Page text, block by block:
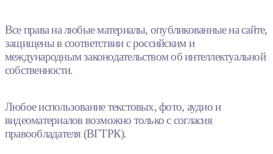
Все права на любые материалы, опубликованные на сайте,
защищены в соответствии с российским и
международным законодательством об интеллектуальной
собственности.
Любое использование текстовых, фото, аудио и
видеоматериалов возможно только с согласия
правообладателя (ВГТРК).